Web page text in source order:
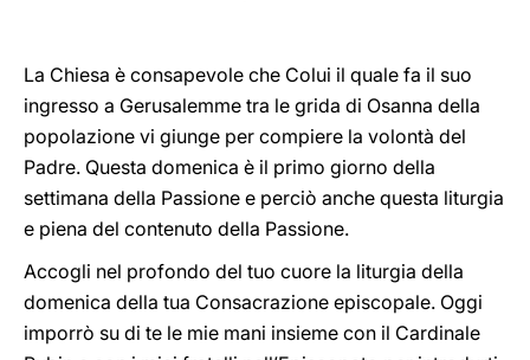
La Chiesa è consapevole che Colui il quale fa il suo
ingresso a Gerusalemme tra le grida di Osanna della
popolazione vi giunge per compiere la volontà del
Padre. Questa domenica è il primo giorno della
settimana della Passione e perciò anche questa liturgia
e piena del contenuto della Passione.
Accogli nel profondo del tuo cuore la liturgia della
domenica della tua Consacrazione episcopale. Oggi
imporrò su di te le mie mani insieme con il Cardinale